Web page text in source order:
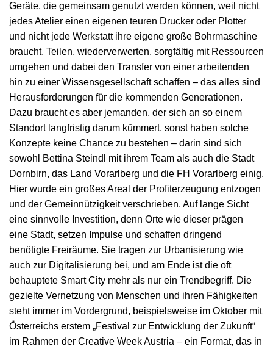
Geräte, die gemeinsam genutzt werden können, weil nicht
jedes Atelier einen eigenen teuren Drucker oder Plotter
und nicht jede Werkstatt ihre eigene große Bohrmaschine
braucht. Teilen, wiederverwerten, sorgfältig mit Ressourcen
umgehen und dabei den Transfer von einer arbeitenden
hin zu einer Wissensgesellschaft schaffen – das alles sind
Herausforderungen für die kommenden Generationen.
Dazu braucht es aber jemanden, der sich an so einem
Standort langfristig darum kümmert, sonst haben solche
Konzepte keine Chance zu bestehen – darin sind sich
sowohl Bettina Steindl mit ihrem Team als auch die Stadt
Dornbirn, das Land Vorarlberg und die FH Vorarlberg einig.
Hier wurde ein großes Areal der Profiterzeugung entzogen
und der Gemeinnützigkeit verschrieben. Auf lange Sicht
eine sinnvolle Investition, denn Orte wie dieser prägen
eine Stadt, setzen Impulse und schaffen dringend
benötigte Freiräume. Sie tragen zur Urbanisierung wie
auch zur Digitalisierung bei, und am Ende ist die oft
behauptete Smart City mehr als nur ein Trendbegriff. Die
gezielte Vernetzung von Menschen und ihren Fähigkeiten
steht immer im Vordergrund, beispielsweise im Oktober mit
Österreichs erstem „Festival zur Entwicklung der Zukunft“
im Rahmen der Creative Week Austria – ein Format, das in